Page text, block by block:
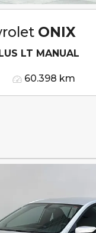
ONIX
LT MANUAL
60.398 km